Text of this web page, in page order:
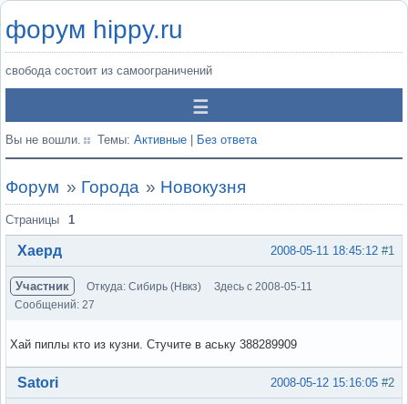
форум hippy.ru
свобода состоит из самоограничений
Вы не вошли. Темы: Активные Без ответа
Форум » Города » Новокузня
Страницы 1
#1
2008-05-11 18:45:12
Хаерд
Участник Откуда: Сибирь (Нвкз)
Здесь с 2008-05-11
Сообщений: 27
Хай пиплы кто из кузни. Стучите в аську 388289909
Вне форума #2
2008-05-12 15:16:05
Satori